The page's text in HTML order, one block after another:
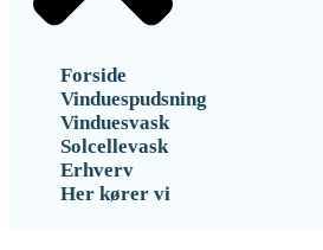
Forside
Vinduespudsning
Vinduesvask
Solcellevask
Erhverv
Her kører vi